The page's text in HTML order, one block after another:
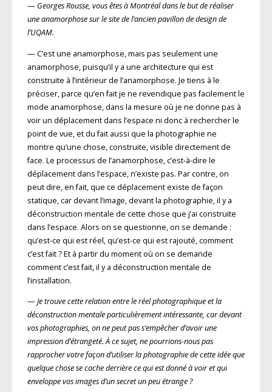
— Georges Rousse, vous êtes à Montréal dans le but de réaliser
une anamorphose sur le site de l’ancien pavillon de design de
l’UQAM.
— C’est une anamorphose, mais pas seulement une
anamorphose, puisqu’il y a une architecture qui est
construite à l’intérieur de l’anamorphose. Je tiens à le
préciser, parce qu’en fait je ne revendique pas facilement le
mode anamorphose, dans la mesure où je ne donne pas à
voir un déplacement dans l’espace ni donc à rechercher le
point de vue, et du fait aussi que la photographie ne
montre qu’une chose, construite, visible directement de
face. Le processus de l’anamorphose, c’est-à-dire le
déplacement dans l’espace, n’existe pas. Par contre, on
peut dire, en fait, que ce déplacement existe de façon
statique, car devant l’image, devant la photographie, il y a
déconstruction mentale de cette chose que j’ai construite
dans l’espace. Alors on se questionne, on se demande :
qu’est-ce qui est réel, qu’est-ce qui est rajouté, comment
c’est fait ? Et à partir du moment où on se demande
comment c’est fait, il y a déconstruction mentale de
l’installation.
— Je trouve cette relation entre le réel photographique et la
déconstruction mentale particulièrement intéressante, car devant
vos photographies, on ne peut pas s’empêcher d’avoir une
impression d’étrangeté. À ce sujet, ne pourrions-nous pas
rapprocher votre façon d’utiliser la photographie de cette idée que
quelque chose se cache derrière ce qui est donné à voir et qui
enveloppe vos images d’un secret un peu étrange ?